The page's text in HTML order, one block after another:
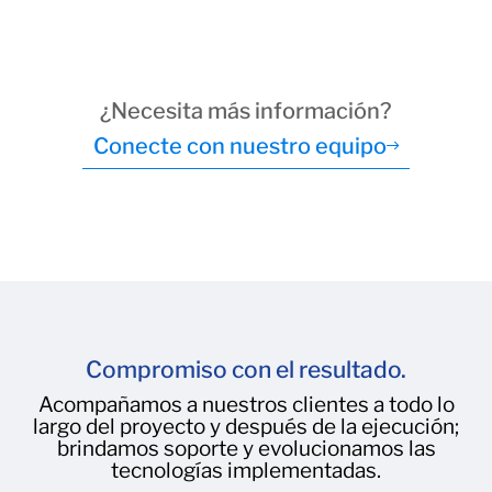
¿Necesita más información?
Conecte con nuestro equipo
Compromiso con el resultado.
Acompañamos a nuestros clientes a todo lo
largo del proyecto y después de la ejecución;
brindamos soporte y evolucionamos las
tecnologías implementadas.